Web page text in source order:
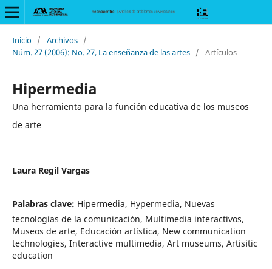
Inicio / Archivos /
Núm. 27 (2006): No. 27, La enseñanza de las artes / Artículos
Hipermedia
Una herramienta para la función educativa de los museos
de arte
Laura Regil Vargas
Palabras clave: Hipermedia, Hypermedia, Nuevas
tecnologías de la comunicación, Multimedia interactivos,
Museos de arte, Educación artística, New communication
technologies, Interactive multimedia, Art museums, Artisitic
education